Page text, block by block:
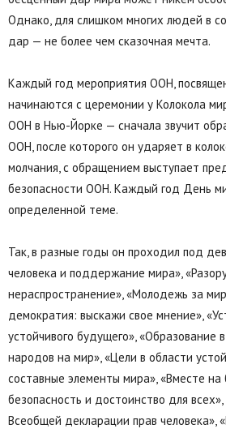
Однако, для слишком многих людей в
дар — не более чем сказочная мечта.
Каждый год мероприятия ООН,
начинаются с церемонии у Колокола
ООН в Нью-Йорке — сначала звучит
ООН, после которого он ударяет в
молчания, с обращением выступает
безопасности ООН. Каждый год День
определенной теме.
Так, в разные годы он проходил под
человека и поддержание мира»,
нераспространение», «Молодежь за
демократия: выскажи свое мнение»,
устойчивого будущего», «Образование
народов на мир», «Цели в области
составные элементы мира», «Вместе на
безопасность и достоинство для
Всеобщей декларации прав человека»,